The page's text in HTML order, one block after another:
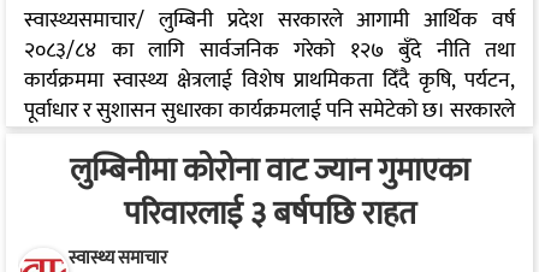
स्वास्थ्यसमाचार/ लुम्बिनी प्रदेश सरकारले आगामी आर्थिक वर्ष
२०८३/८४ का लागि सार्वजनिक गरेको १२७ बुँदे नीति तथा
कार्यक्रममा स्वास्थ्य क्षेत्रलाई विशेष प्राथमिकता दिँदै कृषि, पर्यटन,
पूर्वाधार र सुशासन सुधारका कार्यक्रमलाई पनि समेटेको छ। सरकारले
दुर्गम क्षेत्रका गर्भवती तथा सुत्केरी महिलाका लागि निःशुल्क एम्बुलेन्स
र हवाई उद्धार सेवा सञ्चालन गर्ने घोषणा गरेको छ। साथै राप्ती
प्रादेशिक अस्पताललाई २०० शय्याको अस्पतालमा स्तरोन्नति गरिने
नीति लिइएको छ। स्वास्थ्य सेवा पहुँच विस्तार र सेवा गुणस्तर
सुधारलाई प्राथमिकतामा राखिएको जनाइएको छ। स्वास्थ्यसँगै कृषि
लुम्बिनीमा कोरोना वाट ज्यान गुमाएका
परिवारलाई ३ बर्षपछि राहत
स्वास्थ्य समाचार